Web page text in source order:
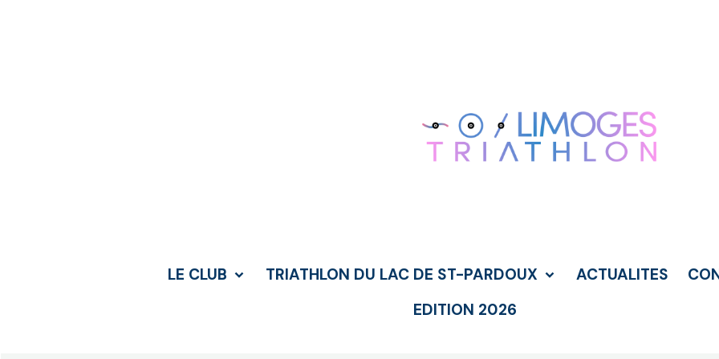
LE CLUB TRIATHLON DU LAC DE ST-PARDOUX ACTUALITES
EDITION 2026